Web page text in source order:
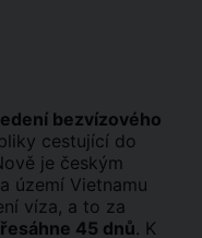
bezvízového
cestující do
je českým
území Vietnamu
víza, a to za
45 dnů. K